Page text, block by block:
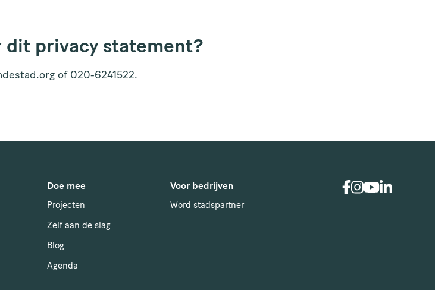
dit privacy statement?
of 020-6241522.
Doe mee
Projecten
Zelf aan de slag
Blog
Agenda
Voor bedrijven
Word stadspartner